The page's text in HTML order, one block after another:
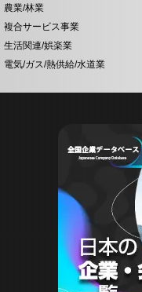
農業/林業
複合サービス事業
生活関連/娯楽業
電気/ガス/熱供給/水道業